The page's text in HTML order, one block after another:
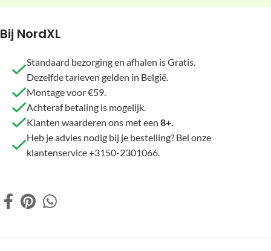
Bij NordXL
Standaard bezorging en afhalen is Gratis.
Dezelfde tarieven gelden in België.
Montage voor €59.
Achteraf betaling is mogelijk.
Klanten waarderen ons met een 8+.
Heb je advies nodig bij je bestelling? Bel onze
klantenservice +3150-2301066.